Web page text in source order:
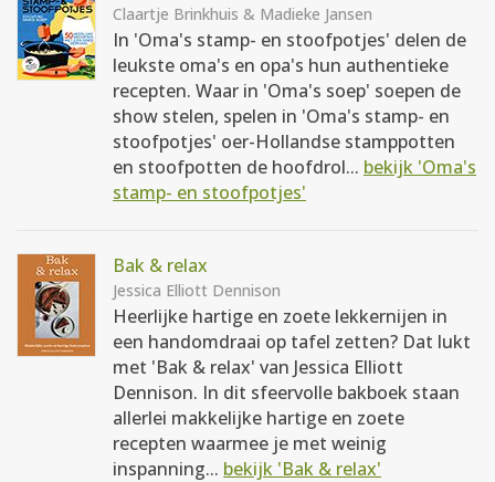
Claartje Brinkhuis & Madieke Jansen
In 'Oma's stamp- en stoofpotjes' delen de
leukste oma's en opa's hun authentieke
recepten. Waar in 'Oma's soep' soepen de
show stelen, spelen in 'Oma's stamp- en
stoofpotjes' oer-Hollandse stamppotten
en stoofpotten de hoofdrol... bekijk 'Oma's
stamp- en stoofpotjes'
Bak & relax
Jessica Elliott Dennison
Heerlijke hartige en zoete lekkernijen in
een handomdraai op tafel zetten? Dat lukt
met 'Bak & relax' van Jessica Elliott
Dennison. In dit sfeervolle bakboek staan
allerlei makkelijke hartige en zoete
recepten waarmee je met weinig
inspanning... bekijk 'Bak & relax'